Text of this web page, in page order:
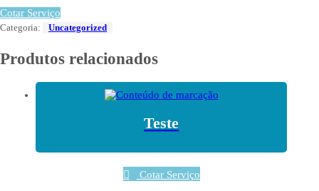
Cotar Serviço
Categoria: Uncategorized
Produtos relacionados
Teste
Cotar Serviço